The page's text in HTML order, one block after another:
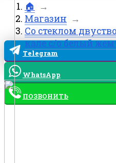
🏠
→
Магазин →
Со стеклом
кале с/о белый
Telegram
WhatsApp
ПОЗВОНИТЬ